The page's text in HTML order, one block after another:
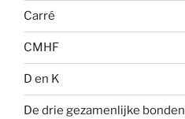
Carré
CMHF
D en K
De drie gezamenlijke bonden